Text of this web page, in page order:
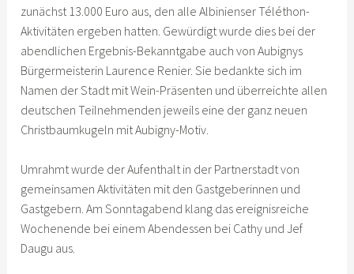
zunächst 13.000 Euro aus, den alle Albinienser Téléthon-
Aktivitäten ergeben hatten. Gewürdigt wurde dies bei der
abendlichen Ergebnis-Bekanntgabe auch von Aubignys
Bürgermeisterin Laurence Renier. Sie bedankte sich im
Namen der Stadt mit Wein-Präsenten und überreichte allen
deutschen Teilnehmenden jeweils eine der ganz neuen
Christbaumkugeln mit Aubigny-Motiv.
Umrahmt wurde der Aufenthalt in der Partnerstadt von
gemeinsamen Aktivitäten mit den Gastgeberinnen und
Gastgebern. Am Sonntagabend klang das ereignisreiche
Wochenende bei einem Abendessen bei Cathy und Jef
Daugu aus.